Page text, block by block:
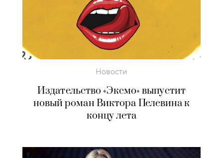
Новости
Издательство «Эксмо» выпустит
новый роман Виктора Пелевина к
концу лета